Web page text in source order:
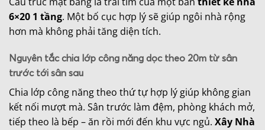
6×20 1 tầng. Một bố cục hợp lý sẽ giúp ngôi nhà rộng
hơn mà không phải tăng diện tích.
Nguyên tắc chia lớp công năng dọc theo 20m từ sân
trước tới sân sau
Chia lớp công năng theo thứ tự hợp lý giúp không gian
kết nối mượt mà. Sân trước làm đệm, phòng khách mở,
tiếp theo là bếp – ăn rồi mới đến khu vực ngủ. Xây Nhà